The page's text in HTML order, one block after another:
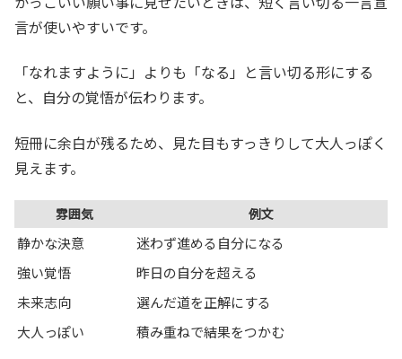
言が使いやすいです。
「なれますように」よりも「なる」と言い切る形にする
と、自分の覚悟が伝わります。
短冊に余白が残るため、見た目もすっきりして大人っぽく
見えます。
雰囲気 例文
静かな決意
迷わず進める自分になる
強い覚悟
昨日の自分を超える
未来志向
選んだ道を正解にする
大人っぽい
積み重ねで結果をつかむ